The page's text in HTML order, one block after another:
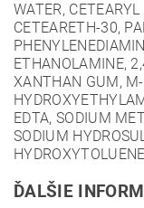
WATER,
CETEARETH-30,
ETHANOLAMINE,
XANTHAN GUM,
EDTA, SODIUM
SODIUM
HYDROXYTOLUENE
ĎALŠIE